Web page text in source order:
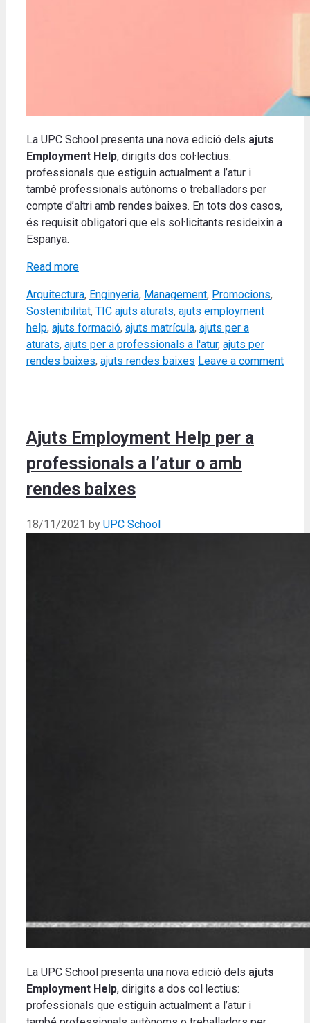
La UPC School presenta una nova edició dels ajuts
Employment Help, dirigits dos col·lectius:
professionals que estiguin actualment a l’atur i
també professionals autònoms o treballadors per
compte d’altri amb rendes baixes. En tots dos casos,
és requisit obligatori que els sol·licitants resideixin a
Espanya.
Read more
Categories
Arquitectura, Enginyeria, Management, Promocions,
Sostenibilitat, TIC Tags
ajuts aturats, ajuts employment
help, ajuts formació, ajuts matrícula, ajuts per a
aturats, ajuts per a professionals a l'atur, ajuts per
rendes baixes, ajuts rendes baixes Leave a comment
Ajuts Employment Help per a
professionals a l’atur o amb
rendes baixes
18/11/2021 by UPC School
La UPC School presenta una nova edició dels ajuts
Employment Help, dirigits a dos col·lectius:
professionals que estiguin actualment a l’atur i